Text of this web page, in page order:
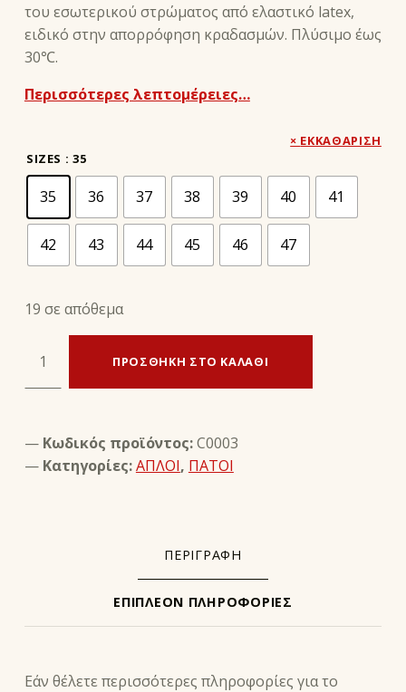
του εσωτερικού στρώματος από ελαστικό latex,
ειδικό στην απορρόφηση κραδασμών. Πλύσιμο έως
30℃.
Περισσότερες λεπτομέρειες…
SIZES : 35
35 36 37 38 39 40 41
42 43 44 45 46 47
ΕΚΚΑΘΆΡΙΣΗ
19 σε απόθεμα
FRESH SPORT - PRESTIGE ποσότητα
ΠΡΟΣΘΉΚΗ ΣΤΟ ΚΑΛΆΘΙ
Κωδικός προϊόντος:C0003
Κατηγορίες:ΑΠΛΟΙ, ΠΑΤΟΙ
ΠΕΡΙΓΡΑΦΉ
ΕΠΙΠΛΈΟΝ ΠΛΗΡΟΦΟΡΊΕΣ
Εάν θέλετε περισσότερες πληροφορίες για το